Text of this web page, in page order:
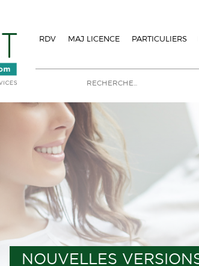
RDV MAJ LICENCE PARTICULIERS
NOUVELLES